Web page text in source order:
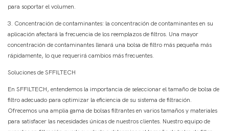
para soportar el volumen.
3. Concentración de contaminantes: la concentración de contaminantes en su
aplicación afectará la frecuencia de los reemplazos de filtros. Una mayor
concentración de contaminantes llenará una bolsa de filtro más pequeña más
rápidamente, lo que requerirá cambios más frecuentes.
Soluciones de SFFILTECH
En SFFILTECH, entendemos la importancia de seleccionar el tamaño de bolsa de
filtro adecuado para optimizar la eficiencia de su sistema de filtración.
Ofrecemos una amplia gama de bolsas filtrantes en varios tamaños y materiales
para satisfacer las necesidades únicas de nuestros clientes. Nuestro equipo de